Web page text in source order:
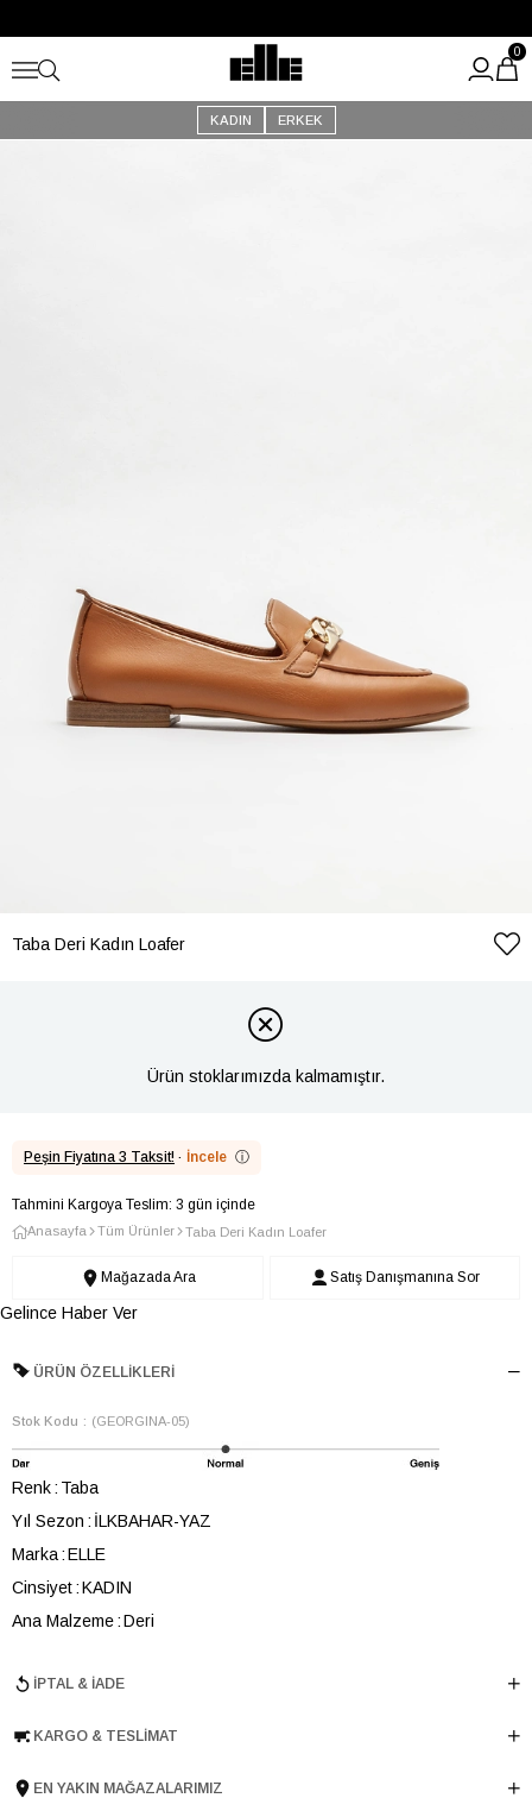
Kargo Ücretsiz!
KADIN ERKEK
0
Taba Deri Kadın Loafer
Ürün stoklarımızda kalmamıştır.
Peşin Fiyatına 3 Taksit! · İncele ⓘ
Tahmini Kargoya Teslim: 3 gün içinde
Anasayfa Tüm Ürünler Taba Deri Kadın Loafer
Mağazada Ara Satış Danışmanına Sor
Gelince Haber Ver
ÜRÜN ÖZELLIKLERI
Stok Kodu (GEORGINA-05)
Renk Taba
Yıl Sezon
İLKBAHAR-YAZ
Marka ELLE
Cinsiyet KADIN
Ana Malzeme Deri
Topuk Boyu 1.5 cm
Tema Chaining
İPTAL & İADE
KARGO & TESLIMAT
EN YAKIN MAĞAZALARIMIZ